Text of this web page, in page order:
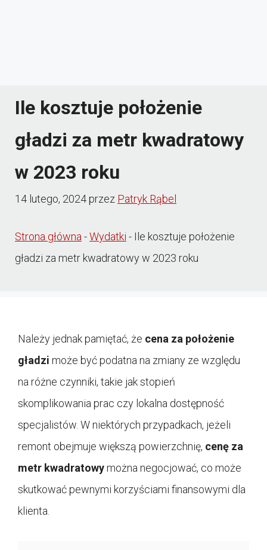
Ile kosztuje położenie
gładzi za metr kwadratowy
w 2023 roku
14 lutego, 2024przez Patryk Rąbel
Strona główna-Wydatki - Ile kosztuje położenie
gładzi za metr kwadratowy w 2023 roku
Należy jednak pamiętać, że cena za położenie
gładzi może być podatna na zmiany ze względu
na różne czynniki, takie jak stopień
skomplikowania prac czy lokalna dostępność
specjalistów. W niektórych przypadkach, jeżeli
remont obejmuje większą powierzchnię, cenę za
metr kwadratowymożna negocjować, co może
skutkować pewnymi korzyściami finansowymi dla
klienta.